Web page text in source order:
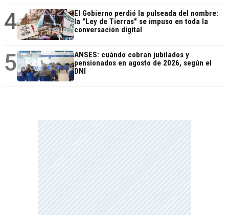
4
El Gobierno perdió la pulseada del nombre:
la "Ley de Tierras" se impuso en toda la
conversación digital
5
ANSES: cuándo cobran jubilados y
pensionados en agosto de 2026, según el
DNI